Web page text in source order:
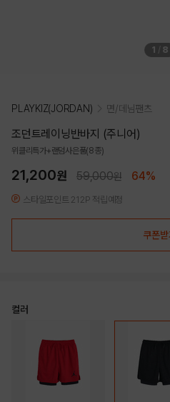
1 / 8
PLAYKIZ(JORDAN) 면/데님팬츠
조던트레이닝반바지 (주니어)
위클리특가+랜덤사은품(8종)
21,200원 59,000원 64%
스타일포인트 212P 적립예정
쿠폰받
컬러